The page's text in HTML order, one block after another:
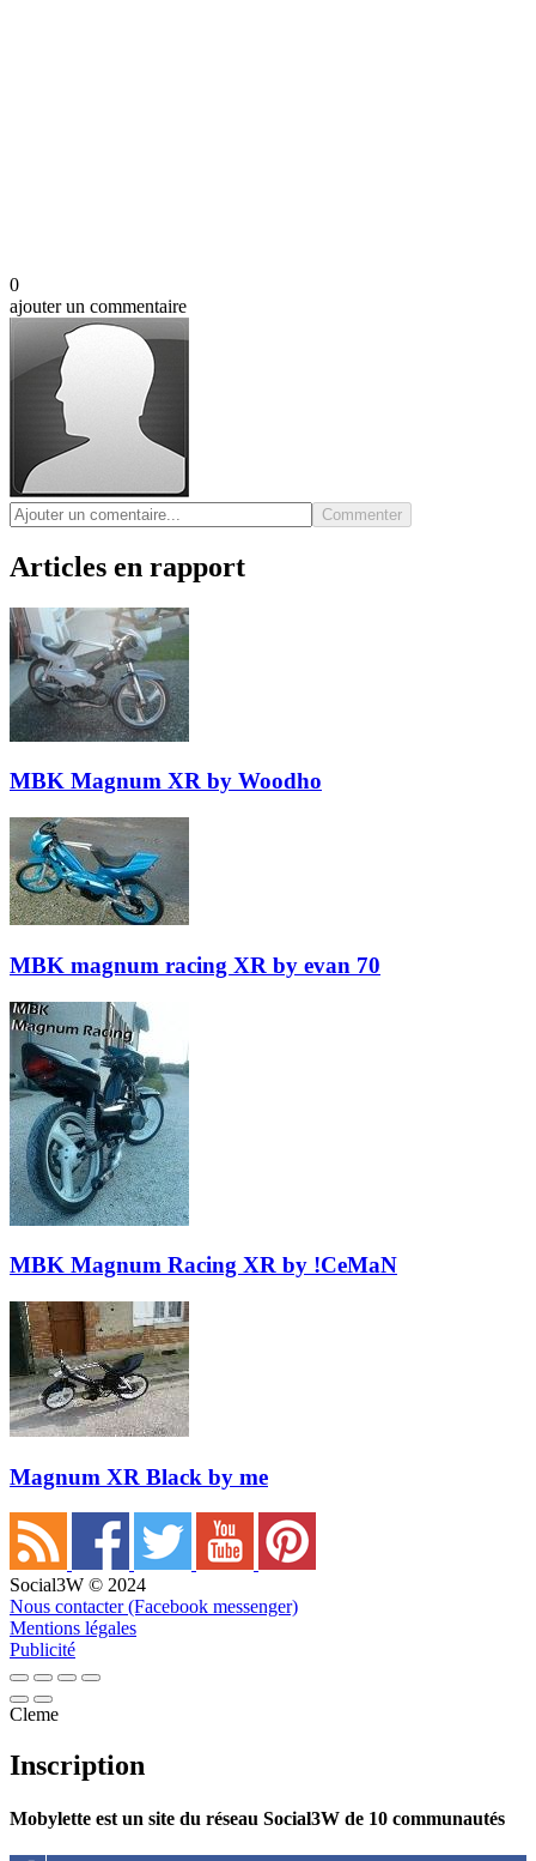
0
ajouter un commentaire
Commenter
Articles en rapport
MBK Magnum XR by Woodho
MBK magnum racing XR by evan 70
MBK Magnum Racing XR by !CeMaN
Magnum XR Black by me
Social3W © 2024
Nous contacter (Facebook messenger)
Mentions légales
Publicité
Cleme
Inscription
Mobylette est un site du réseau Social3W de 10 communautés